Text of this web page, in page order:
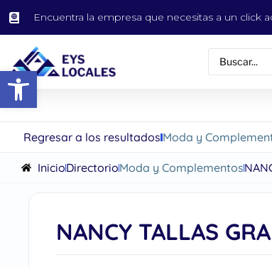
Abrir barra de herramientas
Encuentra la empresa que necesitas a un click
Regresar a los resultadosModa y
InicioDirectorioModa y Complementos
NANCY TALLAS